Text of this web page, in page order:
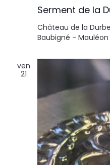
Serment de la
Château de la
Baubigné - Mauléon
ven
21